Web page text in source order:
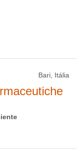
Bari, Itália